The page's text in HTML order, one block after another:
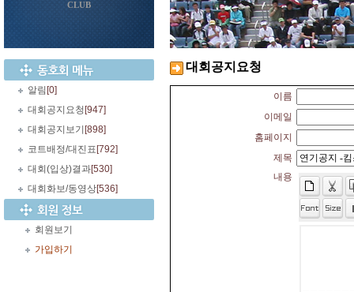
CLUB
알림 [0]
대회공지요청 [947]
대회공지보기 [898]
코트배정/대진표 [792]
대회(입상)결과[530]
대회화보/동영상[536]
회원보기
가입하기
대회공지요청
이름
이메일
홈페이지
제목
내용